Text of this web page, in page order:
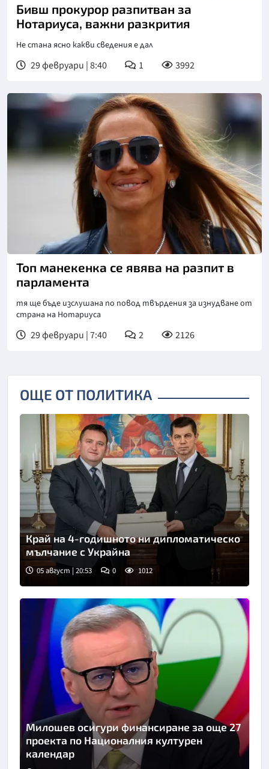
Бивш прокурор разпитван за
Нотариуса, важни разкрития
Не стана ясно какви сведения е дал
29 февруари | 8:40 1 3992
Снимка: БТА, архив
Топ манекенка се явява на разпит в
парламента
тя ще бъде изслушана по повод твърдения за изнудване от
страна на Нотариуса
29 февруари | 7:40 2 2126
ОЩЕ ОТ ПОЛИТИКА
Край на 4-годишното ни дипломатическо
мълчание с Украйна
05 август | 20:53 0 1012
Милошев осигури финансиране за още 27
проекта по Националния културен
календар